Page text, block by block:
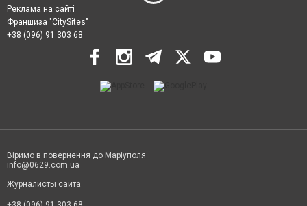
Реклама на сайті
Франшиза "CitySites"
+38 (096) 91 303 68
Віримо в повернення до Маріуполя
info@0629.com.ua
Журналисты сайта